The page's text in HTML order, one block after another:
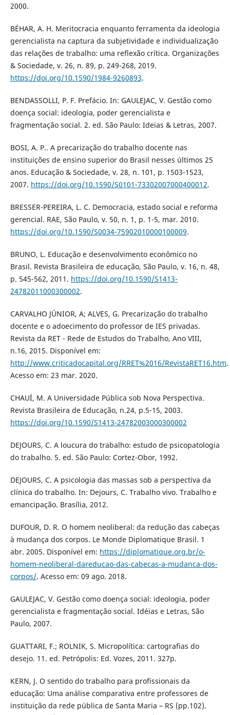
2000.
BÉHAR, A. H. Meritocracia enquanto ferramenta da ideologia
gerencialista na captura da subjetividade e individualização
das relações de trabalho: uma reflexão crítica. Organizações
& Sociedade, v. 26, n. 89, p. 249-268, 2019.
https://doi.org/10.1590/1984-9260893.
BENDASSOLLI, P. F. Prefácio. In: GAULEJAC, V. Gestão como
doença social: ideologia, poder gerencialista e
fragmentação social. 2. ed. São Paulo: Ideias & Letras, 2007.
BOSI, A. P.. A precarização do trabalho docente nas
instituições de ensino superior do Brasil nesses últimos 25
anos. Educação & Sociedade, v. 28, n. 101, p. 1503-1523,
2007. https://doi.org/10.1590/S0101-73302007000400012.
BRESSER-PEREIRA, L. C. Democracia, estado social e reforma
gerencial. RAE, São Paulo, v. 50, n. 1, p. 1-5, mar. 2010.
https://doi.org/10.1590/S0034-75902010000100009.
BRUNO, L. Educação e desenvolvimento econômico no
Brasil. Revista Brasileira de educação, São Paulo, v. 16, n. 48,
p. 545-562, 2011. https://doi.org/10.1590/S1413-
24782011000300002.
CARVALHO JÚNIOR, A; ALVES, G. Precarização do trabalho
docente e o adoecimento do professor de IES privadas.
Revista da RET - Rede de Estudos do Trabalho, Ano VIII,
n.16, 2015. Disponível em:
http://www.criticadocapital.org/RRET%2016/RevistaRET16.htm.
Acesso em: 23 mar. 2020.
CHAUÍ, M. A Universidade Pública sob Nova Perspectiva.
Revista Brasileira de Educação, n.24, p.5-15, 2003.
https://doi.org/10.1590/S1413-24782003000300002
DEJOURS, C. A loucura do trabalho: estudo de psicopatologia
do trabalho. 5. ed. São Paulo: Cortez-Obor, 1992.
DEJOURS, C. A psicologia das massas sob a perspectiva da
clínica do trabalho. In: Dejours, C. Trabalho vivo. Trabalho e
emancipação. Brasília, 2012.
DUFOUR, D. R. O homem neoliberal: da redução das cabeças
à mudança dos corpos. Le Monde Diplomatique Brasil. 1
abr. 2005. Disponível em: https://diplomatique.org.br/o-
homem-neoliberal-dareducao-das-cabecas-a-mudanca-dos-
corpos/. Acesso em: 09 ago. 2018.
GAULEJAC, V. Gestão como doença social: ideologia, poder
gerencialista e fragmentação social. Idéias e Letras, São
Paulo, 2007.
GUATTARI, F.; ROLNIK, S. Micropolítica: cartografias do
desejo. 11. ed. Petrópolis: Ed. Vozes, 2011. 327p.
KERN, J. O sentido do trabalho para profissionais da
educação: Uma análise comparativa entre professores de
instituição da rede pública de Santa Maria – RS (pp.102).